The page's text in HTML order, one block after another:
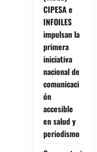
CIPESA e
INFOILES
impulsan la
primera
iniciativa
nacional de
comunicaci
ón
accesible
en salud y
periodismo